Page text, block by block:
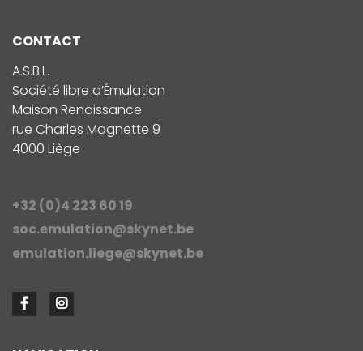
CONTACT
A.S.B.L.
Société libre d’Émulation
Maison Renaissance
rue Charles Magnette 9
4000 Liège
+32 (0)4 223 60 19
soc.emulation@skynet.be
emulation.liege@skynet.be